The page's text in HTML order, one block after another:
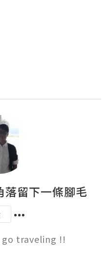
落留下一條腳毛
traveling !!